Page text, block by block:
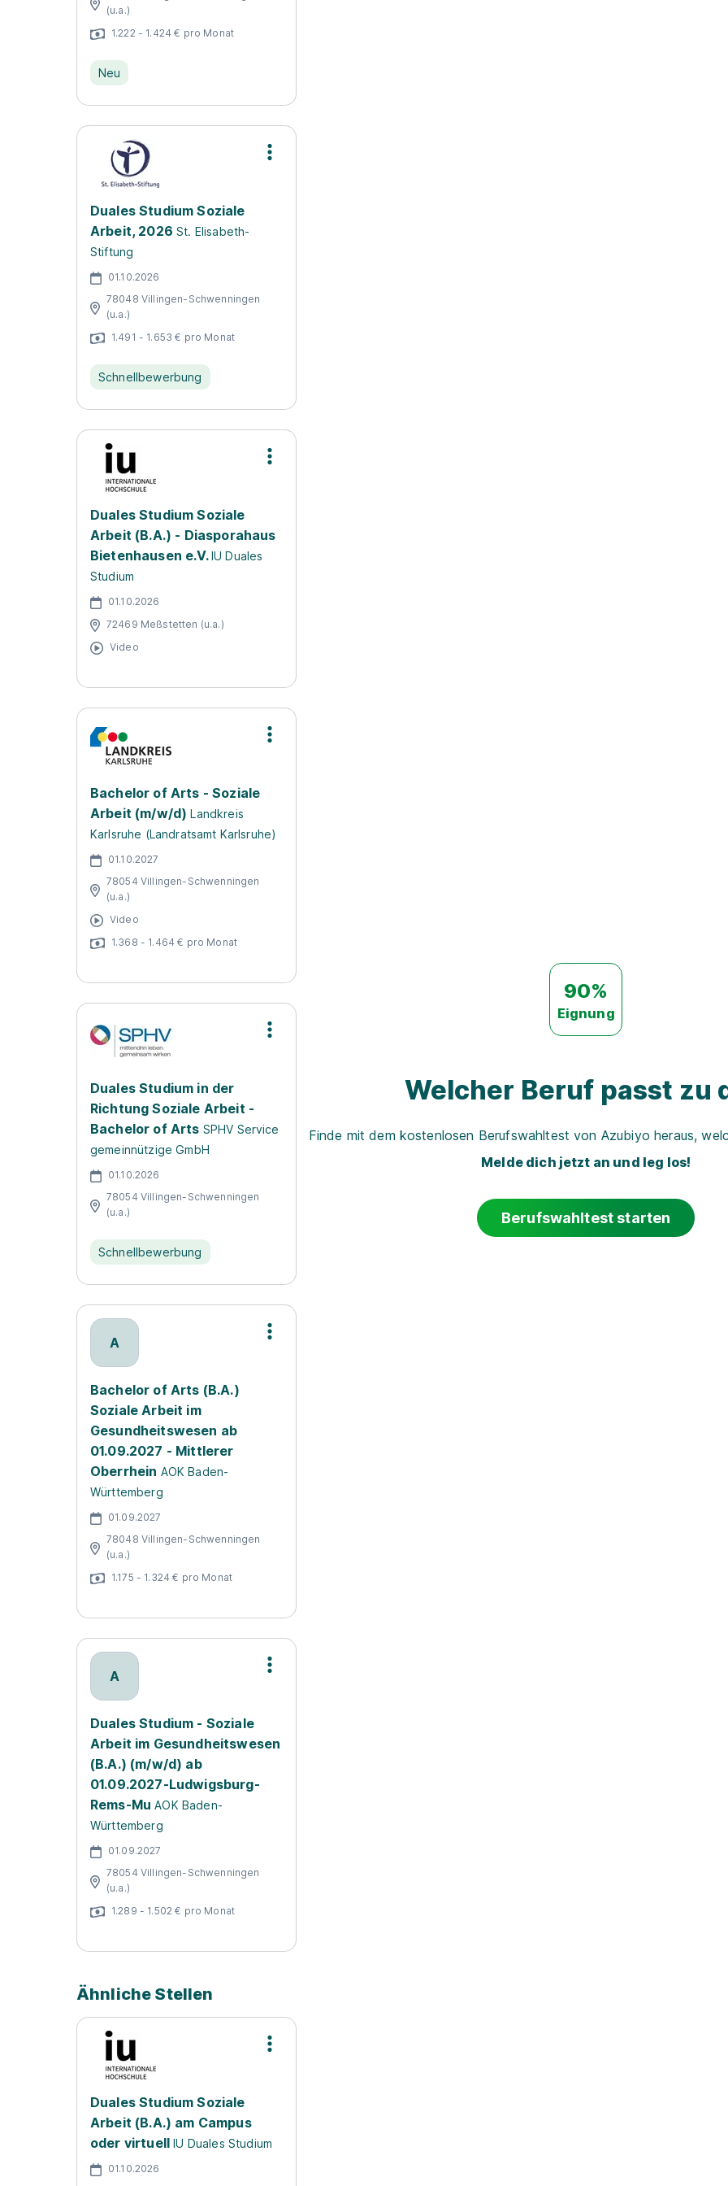
(u.a.)
1.222 - 1.424 € pro Monat
Neu
Duales Studium Soziale
Arbeit, 2026 St. Elisabeth-
Stiftung
01.10.2026
78048 Villingen-Schwenningen
(u.a.)
1.491 - 1.653 € pro Monat
Schnellbewerbung
Duales Studium Soziale
Arbeit (B.A.) - Diasporahaus
Bietenhausen e.V.IU Duales
Studium
01.10.2026
72469 Meßstetten (u.a.)
Video
Bachelor of Arts - Soziale
Arbeit (m/w/d)Landkreis
Karlsruhe (Landratsamt Karlsruhe)
01.10.2027
78054 Villingen-Schwenningen
(u.a.)
Video
1.368 - 1.464 € pro Monat
Duales Studium in der
Richtung Soziale Arbeit -
Bachelor of Arts SPHV Service
gemeinnützige GmbH
01.10.2026
78054 Villingen-Schwenningen
(u.a.)
Schnellbewerbung
A
Bachelor of Arts (B.A.)
Soziale Arbeit im
Gesundheitswesen ab
01.09.2027 - Mittlerer
Oberrhein AOK Baden-
Württemberg
01.09.2027
78048 Villingen-Schwenningen
(u.a.)
1.175 - 1.324 € pro Monat
A
Duales Studium - Soziale
Arbeit im Gesundheitswesen
(B.A.) (m/w/d) ab
01.09.2027-Ludwigsburg-
Rems-Mu AOK Baden-
Württemberg
01.09.2027
78054 Villingen-Schwenningen
(u.a.)
1.289 - 1.502 € pro Monat
Ähnliche Stellen
Duales Studium Soziale
Arbeit (B.A.) am Campus
oder virtuell IU Duales Studium
01.10.2026
90%
Eignung
Welcher Beruf passt zu
Finde mit dem kostenlosen Berufswahltest von Azubiyo heraus,
Melde dich jetzt an und leg los!
Berufswahltest starten